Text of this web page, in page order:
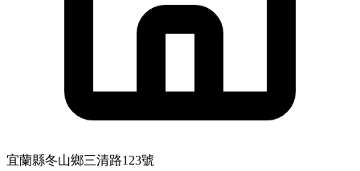
宜蘭縣冬山鄉三清路123號